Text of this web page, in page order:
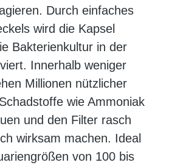
Durch einfaches
wird die Kapsel
Bakterienkultur in der
Innerhalb weniger
Millionen nützlicher
wie Ammoniak
und den Filter rasch
wirksam machen. Ideal
von 100 bis